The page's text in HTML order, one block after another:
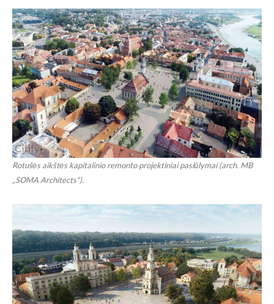
Rotušės aikštės kapitalinio remonto projektiniai pasiūlymai (arch. MB
„SOMA Architects“).